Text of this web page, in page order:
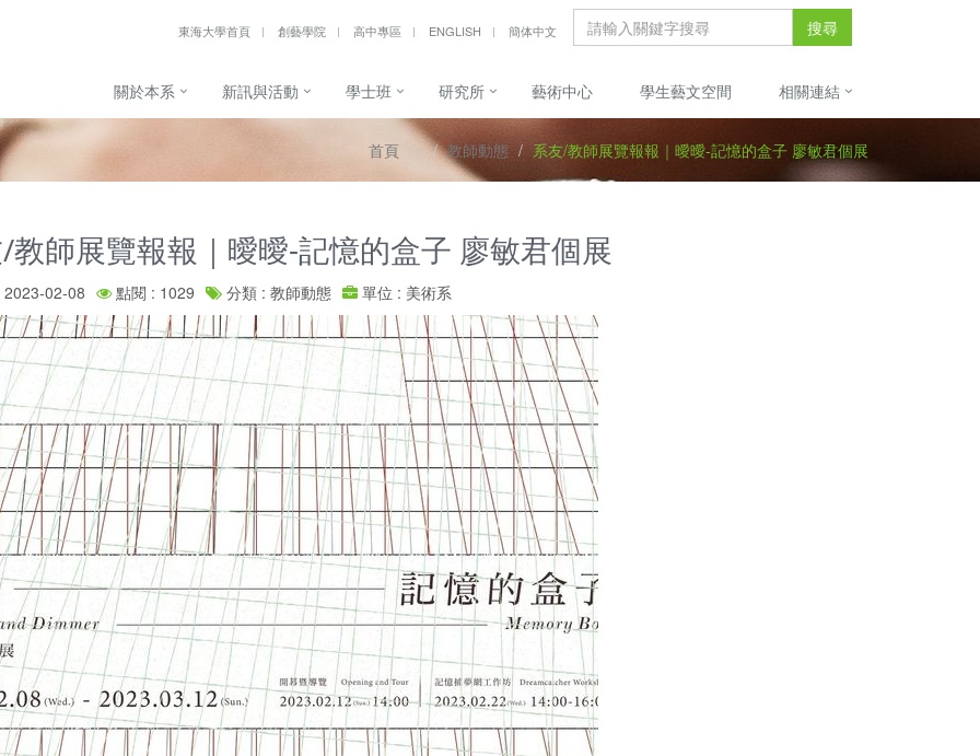
東海大學首頁 創藝學院 高中專區 ENGLISH 簡体中文 搜尋
關於本系 新訊與活動 學士班 研究所 藝術中心 學生藝文空間 相關連結
首頁 教師動態 系友/教師展覽報報｜曖曖-記憶的盒子 廖敏君個展
教師展覽報報｜曖曖-記憶的盒子 廖敏君個展
02-08 點閱 : 1029 分類 : 教師動態 單位 : 美術系